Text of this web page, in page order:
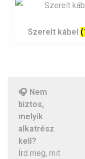
Szerelt kábel
🎧 Nem
biztos,
melyik
alkatrész
kell?
Írd meg, mit